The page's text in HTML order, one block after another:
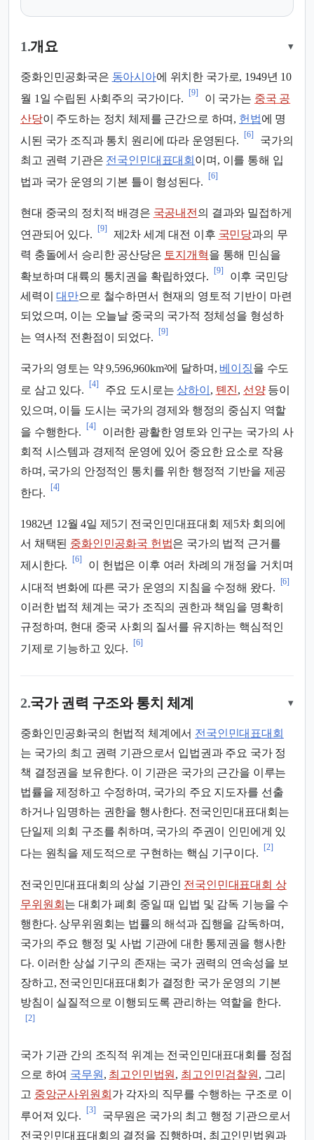
1.개요 ▾
중화인민공화국은 동아시아에 위치한 국가로, 1949년 10
월 1일 수립된 사회주의 국가이다.
[9]
이 국가는 중국 공
산당이 주도하는 정치 체제를 근간으로 하며, 헌법에 명
시된 국가 조직과 통치 원리에 따라 운영된다.
[6]
국가의
최고 권력 기관은 전국인민대표대회 이며, 이를 통해 입
법과 국가 운영의 기본 틀이 형성된다.
[6]
현대 중국의 정치적 배경은 국공내전의 결과와 밀접하게
연관되어 있다.
[9]
제2차 세계 대전 이후 국민당과의 무
력 충돌에서 승리한 공산당은 토지개혁을 통해 민심을
확보하며 대륙의 통치권을 확립하였다.
[9]
이후 국민당
세력이대만으로 철수하면서 현재의 영토적 기반이 마련
되었으며, 이는 오늘날 중국의 국가적 정체성을 형성하
는 역사적 전환점이 되었다.
[9]
국가의 영토는 약 9,596,960km²에 달하며, 베이징을 수도
로 삼고 있다.
[4]
주요 도시로는 상하이 , 톈진, 선양등이
있으며, 이들 도시는 국가의 경제와 행정의 중심지 역할
을 수행한다.
[4]
이러한 광활한 영토와 인구는 국가의 사
회적 시스템과 경제적 운영에 있어 중요한 요소로 작용
하며, 국가의 안정적인 통치를 위한 행정적 기반을 제공
한다.
[4]
1982년 12월 4일 제5기 전국인민대표대회 제5차 회의에
서 채택된 중화인민공화국 헌법은 국가의 법적 근거를
제시한다.
[6]
이 헌법은 이후 여러 차례의 개정을 거치며
시대적 변화에 따른 국가 운영의 지침을 수정해 왔다.
[6]
이러한 법적 체계는 국가 조직의 권한과 책임을 명확히
규정하며, 현대 중국 사회의 질서를 유지하는 핵심적인
기제로 기능하고 있다.
[6]
2.국가 권력 구조와 통치 체계 ▾
중화인민공화국의 헌법적 체계에서 전국인민대표대회
는 국가의 최고 권력 기관으로서 입법권과 주요 국가 정
책 결정권을 보유한다. 이 기관은 국가의 근간을 이루는
법률을 제정하고 수정하며, 국가의 주요 지도자를 선출
하거나 임명하는 권한을 행사한다. 전국인민대표대회는
단일제 의회 구조를 취하며, 국가의 주권이 인민에게 있
다는 원칙을 제도적으로 구현하는 핵심 기구이다.
[2]
전국인민대표대회의 상설 기관인 전국인민대표대회 상
무위원회 는 대회가 폐회 중일 때 입법 및 감독 기능을 수
행한다. 상무위원회는 법률의 해석과 집행을 감독하며,
국가의 주요 행정 및 사법 기관에 대한 통제권을 행사한
다. 이러한 상설 기구의 존재는 국가 권력의 연속성을 보
장하고, 전국인민대표대회가 결정한 국가 운영의 기본
방침이 실질적으로 이행되도록 관리하는 역할을 한다.
[2]
국가 기관 간의 조직적 위계는 전국인민대표대회를 정점
으로 하여 국무원 , 최고인민법원 , 최고인민검찰원 , 그리
고 중앙군사위원회 가 각자의 직무를 수행하는 구조로 이
루어져 있다.
[3]
국무원은 국가의 최고 행정 기관으로서
전국인민대표대회의 결정을 집행하며, 최고인민법원과